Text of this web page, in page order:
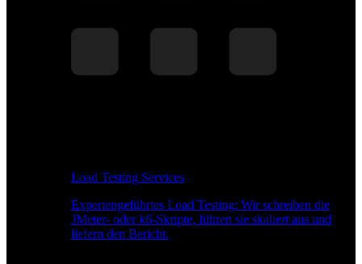
Load Testing Services
Expertengeführtes Load Testing: Wir schreiben die
JMeter- oder k6-Skripte, führen sie skaliert aus und
liefern den Bericht.